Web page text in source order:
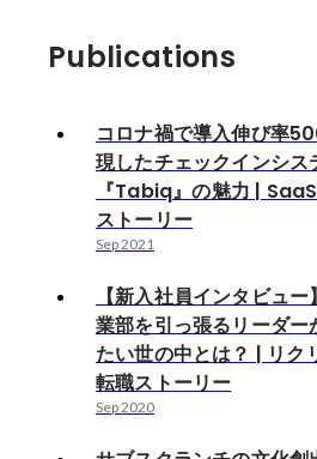
Publications
コロナ禍で導入伸び率
現したチェックインシス
『Tabiq』の魅力 |
ストーリー
Sep 2021
【新入社員インタビュ
業部を引っ張るリーダー
たい世の中とは？ | リク
転職ストーリー
Sep 2020